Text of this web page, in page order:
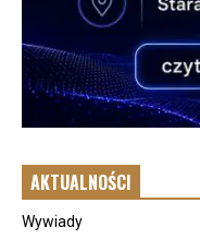
AKTUALNOŚCI
Wywiady